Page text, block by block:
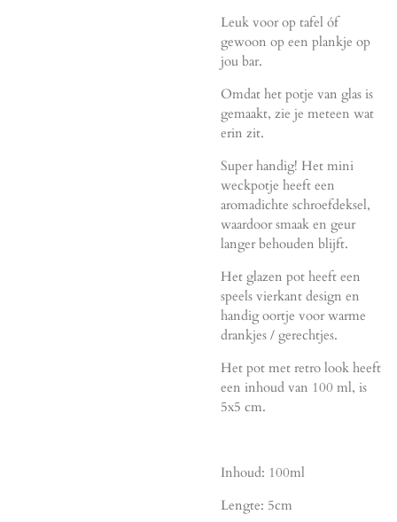
Leuk voor op tafel óf
gewoon op een plankje op
jou bar.
Omdat het potje van glas is
gemaakt, zie je meteen wat
erin zit.
Super handig! Het mini
weckpotje heeft een
aromadichte schroefdeksel,
waardoor smaak en geur
langer behouden blijft.
Het glazen pot heeft een
speels vierkant design en
handig oortje voor warme
drankjes / gerechtjes.
Het pot met retro look heeft
een inhoud van 100 ml, is
5x5 cm.
Inhoud: 100ml
Lengte: 5cm